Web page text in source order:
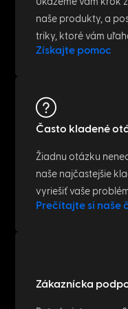
naše produkty, a
triky, ktoré vám
Získajte pomoc
Často kladené
Žiadnu otázku
naše najčastejšie
vyriešiť vaše
Prečítajte si naše
Zákaznícka